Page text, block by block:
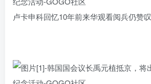
卢卡申科回忆10年前来华观看阅兵仍赞叹